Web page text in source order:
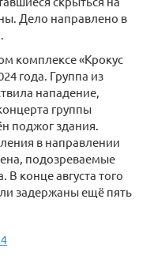
Дело направлено в
комплексе «Крокус
года. Группа из
нападение,
группы
поджог здания.
в направлении
подозреваемые
конце августа того
задержаны ещё пять